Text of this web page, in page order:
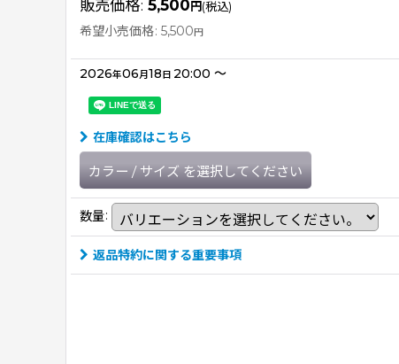
販売価格: 5,500円(税込)
希望小売価格: 5,500円
2026年06月 18日 20:00 ～
在庫確認はこちら
カラー / サイズ を選択してください
数量:
返品特約に関する重要事項